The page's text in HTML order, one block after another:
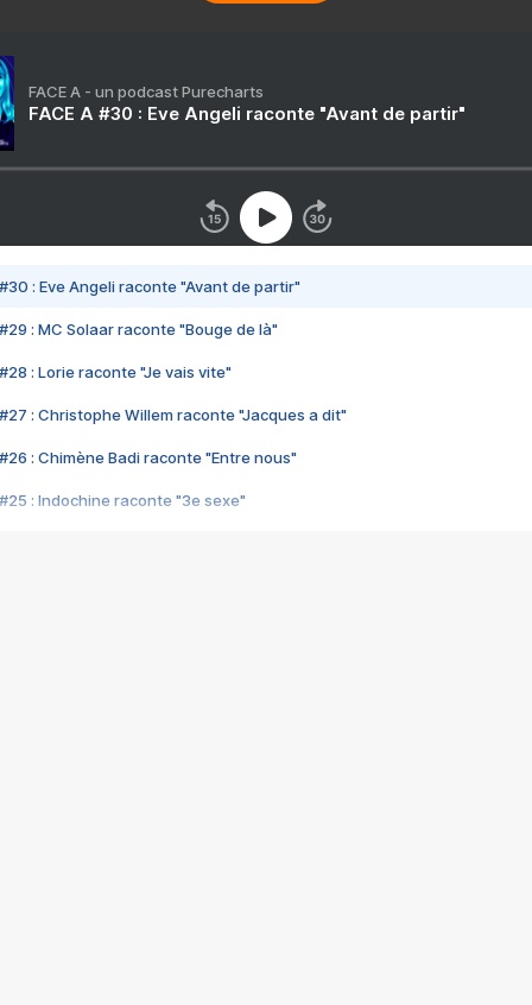
FACE A - un podcast Purecharts
FACE A #30 : Eve Angeli raconte "Avant de partir"
#30 : Eve Angeli raconte "Avant de partir"
#29 : MC Solaar raconte "Bouge de là"
#28 : Lorie raconte "Je vais vite"
#27 : Christophe Willem raconte "Jacques a dit"
#26 : Chimène Badi raconte "Entre nous"
#25 : Indochine raconte "3e sexe"